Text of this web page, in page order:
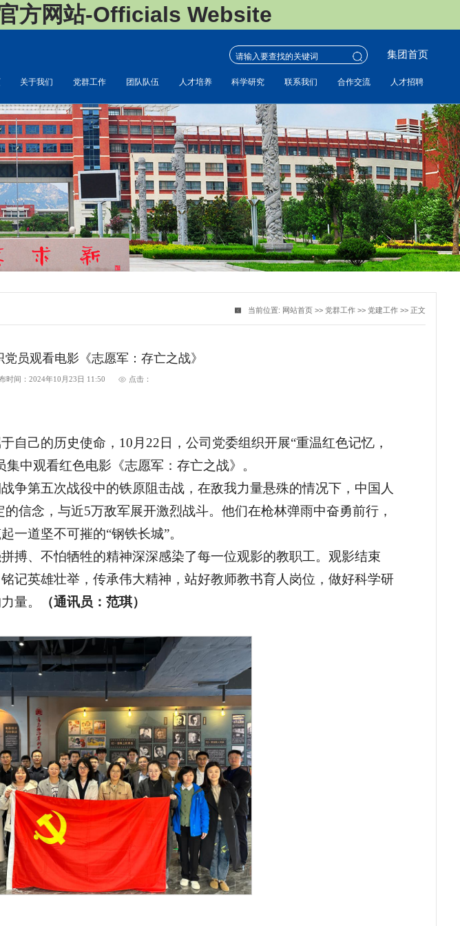
方网站-Officials Website
集团首页
关于我们 党群工作 团队队伍 人才培养 科学研究 联系我们 合作交流 人才招聘
当前位置: 网站首页 >>党群工作 >>党建工作 >> 正文
员观看电影《志愿军：存亡之战》
时间：2024年10月23日 11:50 点击：
自己的历史使命，10月22日，​公司党委组织开展“重温红色记忆，
中观看红色电影《志愿军：存亡之战》。
争第五次战役中的铁原阻击战，在敌我力量悬殊的情况下，中国人
信念，与近5万敌军展开激烈战斗。他们在枪林弹雨中奋勇前行，
一道坚不可摧的“钢铁长城”。
搏、不怕牺牲的精神深深感染了每一位观影的教职工。观影结束
记英雄壮举，传承伟大精神，站好教师教书育人岗位，做好科学研
量。
（通讯员：范琪）